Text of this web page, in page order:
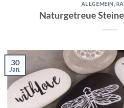
ALLGEMEIN
Naturgetreue
30
Jan.